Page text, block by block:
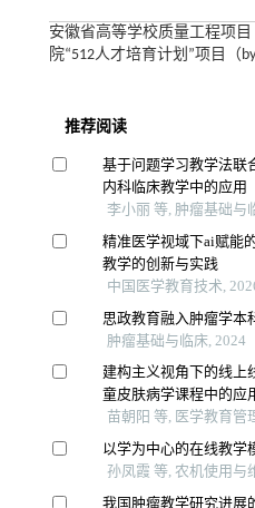
安徽省高等学校质量工程项目
院“512人才培育计划”项目（